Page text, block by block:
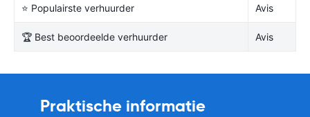
⭐ Populairste verhuurder Avis
🏆 Best beoordeelde verhuurder Avis
Praktische informatie